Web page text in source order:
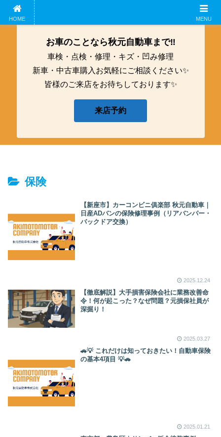
ホーム アクセス
お車のことなら秋元自動車まで‼️
車検・点検・修理・キズ・凹み修理
新車・中古車購入お気軽にご相談ください✨
皆様のご来店をお待ちしております✨
来店予約
保険
【新座市】カーコンビニ俱楽部 秋元自動車｜
日産ADバンの保険修理事例（リアバンパー・
バックドア交換）
2025.12.24
【徹底解説】大手損害保険会社に業務改善命
令！何が起こった？なぜ問題？元損保社員が
深掘り！
2025.03.27
🚗💡 これだけは知っておきたい！自動車保険
の基本4項目 💡🚗
2025.01.21
HOME MENU